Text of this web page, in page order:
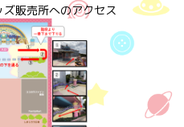
販売所へのアクセス